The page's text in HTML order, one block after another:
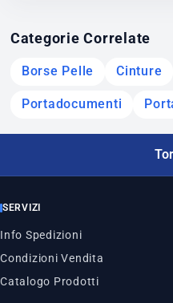
Categorie Correlate
Borse Pelle Cinture
Portadocumenti
SERVIZI
Info Spedizioni
Condizioni Vendita
Catalogo Prodotti